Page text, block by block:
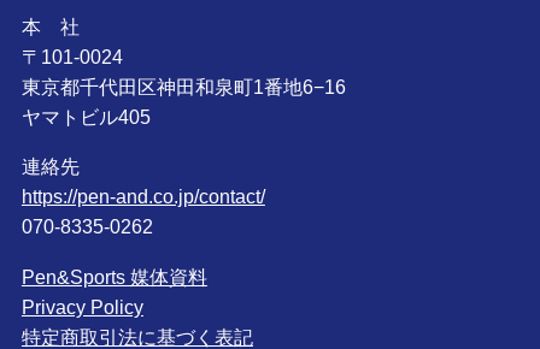
本 社
〒101-0024
東京都千代田区神田和泉町1番地6−16
ヤマトビル405
連絡先
https://pen-and.co.jp/contact/
070-8335-0262
Pen&Sports 媒体資料
Privacy Policy
特定商取引法に基づく表記